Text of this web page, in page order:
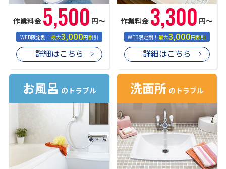
作業料金 5,500 円〜
WEB限定割！最大3,000円割引
詳細はこちら
作業料金 3,300 円〜
WEB限定割！最大3,000円割引
詳細はこちら
お風呂 のトラブル 洗面所 のトラブル